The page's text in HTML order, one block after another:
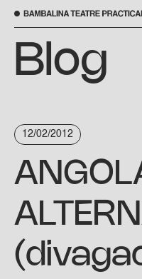
Skip
Blog
12/02/2012